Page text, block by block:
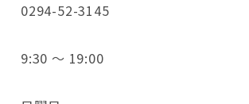
0294-52-3145
9:30 ～ 19:00